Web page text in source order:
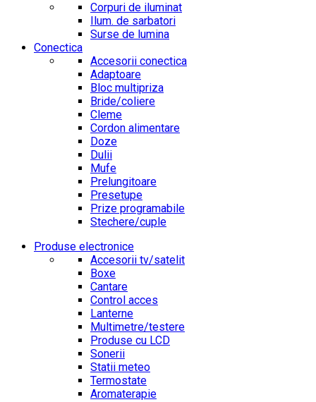
Corpuri de iluminat
Ilum. de sarbatori
Surse de lumina
Conectica
Accesorii conectica
Adaptoare
Bloc multipriza
Bride/coliere
Cleme
Cordon alimentare
Doze
Dulii
Mufe
Prelungitoare
Presetupe
Prize programabile
Stechere/cuple
Produse electronice
Accesorii tv/satelit
Boxe
Cantare
Control acces
Lanterne
Multimetre/testere
Produse cu LCD
Sonerii
Statii meteo
Termostate
Aromaterapie